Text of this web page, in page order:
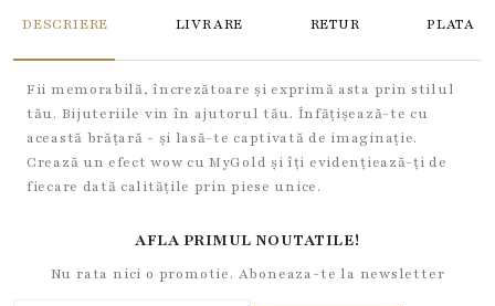
DESCRIERE LIVRARE RETUR PLATA
Fii memorabilă, încrezătoare și exprimă asta prin stilul
tău. Bijuteriile vin în ajutorul tău. Înfățișează-te cu
această brățară - și lasă-te captivată de imaginație.
Crează un efect wow cu MyGold și îți evidențiează-ți de
fiecare dată calitățile prin piese unice.
AFLA PRIMUL NOUTATILE!
Nu rata nici o promotie. Aboneaza-te la newsletter